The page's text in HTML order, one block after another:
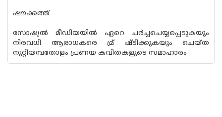
ഷൗക്കത്ത്
സോഷ്യല്‍ മീഡിയയില്‍ ഏറെ ചര്‍ച്ചചെയ്യപ്പെടുകയും
നിരവധി ആരാധകരെ മ്ര് ഷ്ടിക്കുകയും ചെയ്ത
നൂറ്റിയമ്പതോളം പ്രണയ കവിതകളുടെ സമാഹാരം